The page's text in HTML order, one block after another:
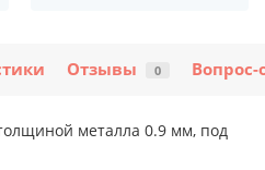
Отзывы 0 Вопрос-
металла 0.9 мм, под